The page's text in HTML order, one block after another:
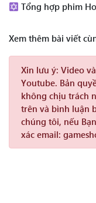
Tổng hợp phim
Xem thêm bài viết
Xin lưu ý: Video
Youtube. Bản
không chịu trách
trên và bình luận
chúng tôi, nếu
xác email: